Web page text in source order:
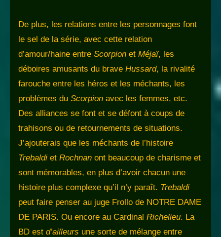
De plus, les relations entre les personnages font
le sel de la série, avec cette relation
d’amour/haine entre Scorpion et Méjaï, les
déboires amusants du brave Hussard, la rivalité
farouche entre les héros et les méchants, les
problèmes du Scorpion avec les femmes, etc.
Des alliances se font et se défont à coups de
trahisons ou de retournements de situations.
J’ajouterais que les méchants de l’histoire
Trebaldi et Rochnan ont beaucoup de charisme et
sont mémorables, en plus d’avoir chacun une
histoire plus complexe qu’il n’y paraît. Trebaldi
peut faire penser au juge Frollo de NOTRE DAME
DE PARIS. Ou encore au Cardinal Richelieu. La
BD est d’ailleurs une sorte de mélange entre